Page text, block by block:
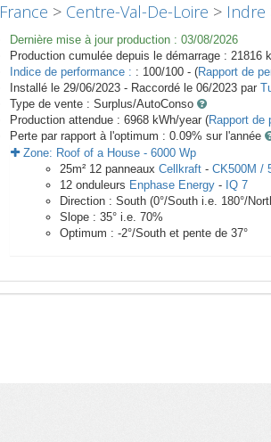
France > Centre-Val-De-Loire > Indre
Dernière mise à jour production : 03/08/2026
Production cumulée depuis le démarrage : 21816
Indice de performance : : 100/100 - (Rapport de
Installé le 29/06/2023 - Raccordé le 06/2023 par
Type de vente : Surplus/AutoConso
Production attendue : 6968 kWh/year (Rapport de
Perte par rapport à l'optimum : 0.09% sur l'année
Zone: Roof of a House - 6000 Wp
25m² 12 panneaux Cellkraft - CK500M /
12 onduleurs Enphase Energy - IQ 7
Direction : South (0°/South i.e. 180°/
Slope : 35° i.e. 70%
Optimum : -2°/South et pente de 37°